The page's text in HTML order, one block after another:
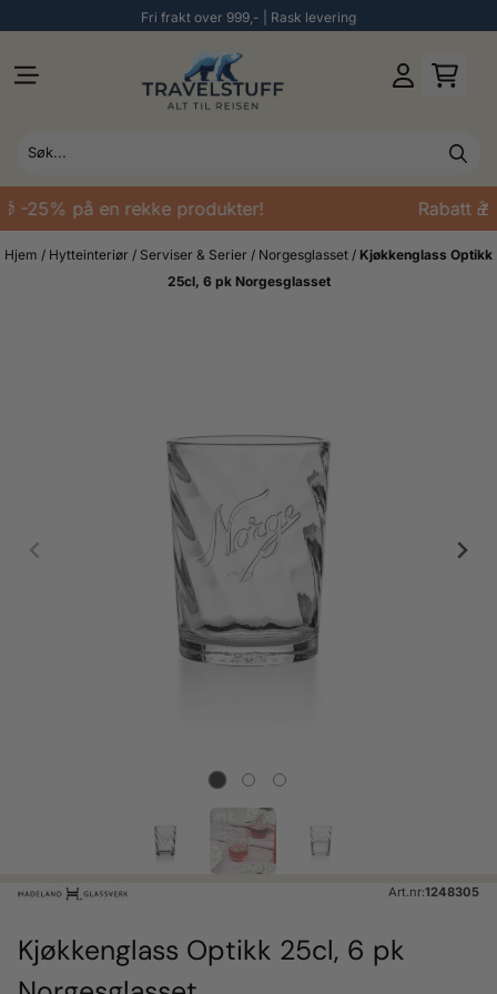
Fri frakt over 999,- | Rask levering
-25% på en rekke produkter! Rabatt
Hjem / Hytteinteriør / Serviser & Serier / Norgesglasset / Kjøkkenglass Optikk
25cl, 6 pk Norgesglasset
Art.nr:1248305
Kjøkkenglass Optikk 25cl, 6 pk